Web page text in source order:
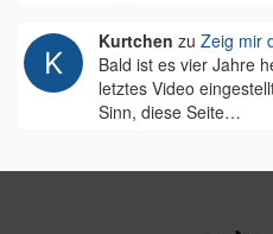
Kurtchen zu Zeig mir
Bald ist es vier Jahre
letztes Video
Sinn, diese Seite…